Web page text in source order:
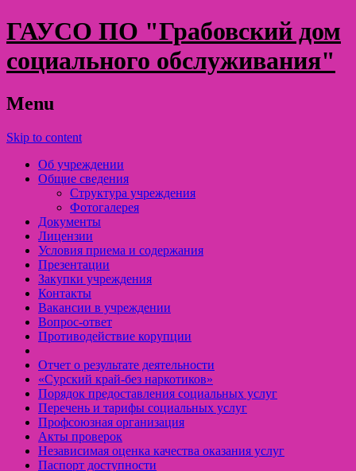
ГАУСО ПО "Грабовский дом
социального обслуживания"
Menu
Skip to content
Об учреждении
Общие сведения
Структура учреждения
Фотогалерея
Документы
Лицензии
Условия приема и содержания
Презентации
Закупки учреждения
Контакты
Вакансии в учреждении
Вопрос-ответ
Противодействие корупции
Отчет о результате деятельности
«Cурский край-без наркотиков»
Порядок предоставления социальных услуг
Перечень и тарифы социальных услуг
Профсоюзная организация
Акты проверок
Независимая оценка качества оказания услуг
Паспорт доступности